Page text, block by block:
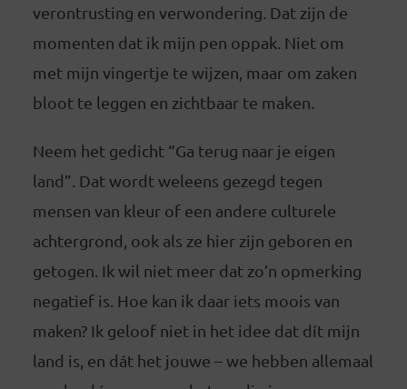
verontrusting en verwondering. Dat zijn de
momenten dat ik mijn pen oppak. Niet om
met mijn vingertje te wijzen, maar om zaken
bloot te leggen en zichtbaar te maken.
Neem het gedicht “Ga terug naar je eigen
land”. Dat wordt weleens gezegd tegen
mensen van kleur of een andere culturele
achtergrond, ook als ze hier zijn geboren en
getogen. Ik wil niet meer dat zo’n opmerking
negatief is. Hoe kan ik daar iets moois van
maken? Ik geloof niet in het idee dat dít mijn
land is, en dát het jouwe – we hebben allemaal